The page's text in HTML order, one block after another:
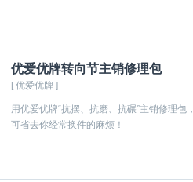
优爱优牌转向节主销修理包
[ 优爱优牌 ]
用优爱优牌“抗摆、抗磨、抗碾”主销修理包，
可省去你经常换件的麻烦！